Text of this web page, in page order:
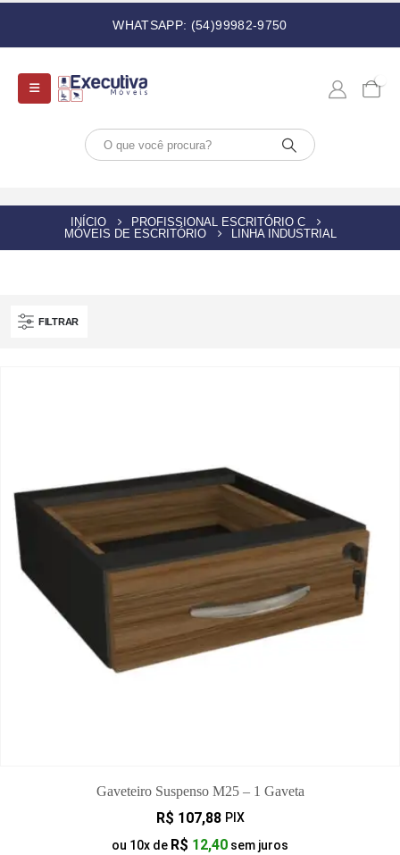
WHATSAPP: (54)99982-9750
INÍCIO
PROFISSIONAL ESCRITÓRIO C
MÓVEIS DE ESCRITÓRIO
LINHA INDUSTRIAL
FILTRAR
Gaveteiro Suspenso M25 – 1 Gaveta
R$ 107,88 PIX
ou 10x de R$ 12,40 sem juros